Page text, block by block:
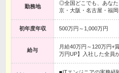
勤務地
◎全国どこでも、あな
京・大阪・名古屋・福
初年度年収 500万円～1,000万円
給与
月給40万円～120万円+
万円UP】入社した全員